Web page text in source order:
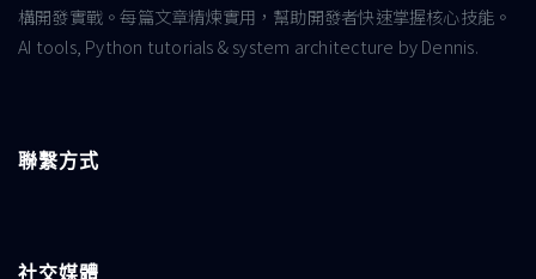
構開發實戰。每篇文章精煉實用，幫助開發者快速掌握核心技能。
AI tools, Python tutorials & system architecture by Dennis.
聯繫方式
社交媒體